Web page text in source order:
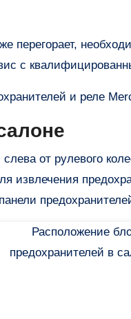
перегорает,
с
и реле
от рулевого
извлечения